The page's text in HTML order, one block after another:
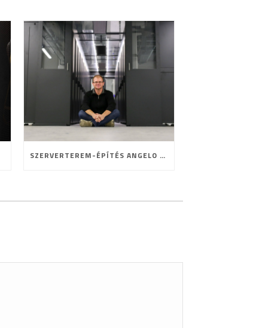
SZERVERTEREM-ÉPÍTÉS ANGELO MÓDRA